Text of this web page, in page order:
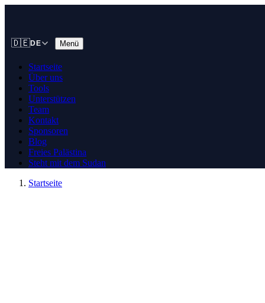
🇩🇪DE Menü
Startseite
Über uns
Tools
Unterstützen
Team
Kontakt
Sponsoren
Blog
Freies Palästina
Steht mit dem Sudan
Startseite